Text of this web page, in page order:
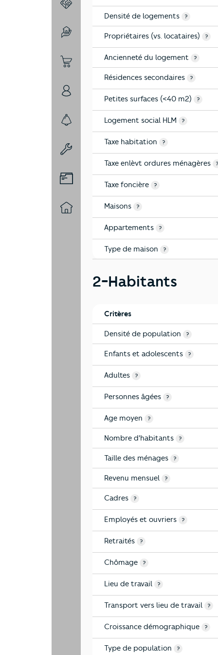
3-Environnement
4-Education
5-Commerces
6-Politique
7-Sécurité
8-Chauffage
9-Diagnostic risques
10-Logement
Densité de logements ?
Propriétaires (vs. locataires) ?
Ancienneté du logement ?
Résidences secondaires ?
Petites surfaces (<40 m2) ?
Logement social HLM ?
Taxe habitation ?
Taxe enlèvt ordures ménagères ?
Taxe foncière ?
Maisons ?
Appartements ?
Type de maison ?
2-Habitants
Critères
Densité de population ?
Enfants et adolescents ?
Adultes ?
Personnes âgées ?
Age moyen ?
Nombre d'habitants ?
Taille des ménages ?
Revenu mensuel ?
Cadres ?
Employés et ouvriers ?
Retraités ?
Chômage ?
Lieu de travail ?
Transport vers lieu de travail ?
Croissance démographique ?
Type de population ?